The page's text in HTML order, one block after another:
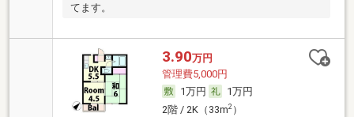
てます。
3.90万円
管理費5,000円
1万円
1万円
2階 / 2K（33m2）